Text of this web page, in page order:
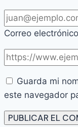
Correo electrónico
Guarda mi
este navegador